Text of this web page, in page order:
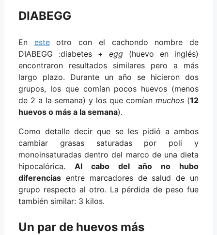
DIABEGG
En esteotro con el cachondo nombre de
DIABEGG :diabetes + egg (huevo en inglés)
encontraron resultados similares pero a más
largo plazo. Durante un año se hicieron dos
grupos, los que comían pocos huevos (menos
de 2 a la semana) y los que comían muchos (12
huevos o más a la semana).
Como detalle decir que se les pidió a ambos
cambiar grasas saturadas por poli y
monoinsaturadas dentro del marco de una dieta
hipocalórica. Al cabo del año no hubo
diferencias entre marcadores de salud de un
grupo respecto al otro. La pérdida de peso fue
también similar: 3 kilos.
Un par de huevos más